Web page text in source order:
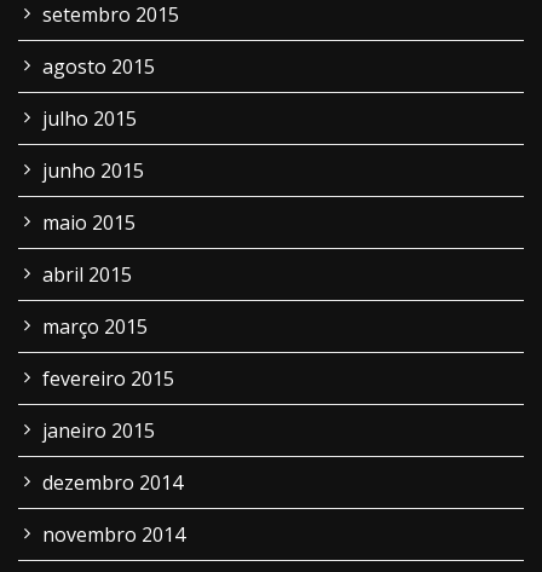
setembro 2015
agosto 2015
julho 2015
junho 2015
maio 2015
abril 2015
março 2015
fevereiro 2015
janeiro 2015
dezembro 2014
novembro 2014